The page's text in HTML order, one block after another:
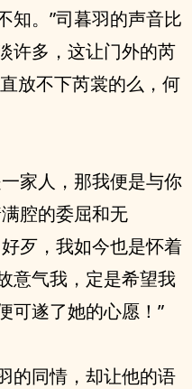
知。”司暮羽的声音比
许多，这让门外的芮
放不下芮裳的么，何
家人，那我便是与你
腔的委屈和无
歹，我如今也是怀着
意气我，定是希望我
可遂了她的心愿！”
的同情，却让他的语